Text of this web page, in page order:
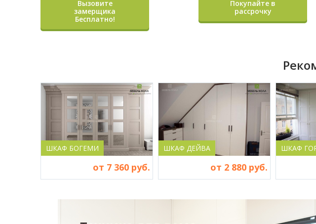
Вызовите
замерщика
Бесплатно!
Покупайте в
рассрочку
ШКАФ БОГЕМИ
от 7 360 руб.
ШКАФ ДЕЙВА
от 2 880 руб.
ШКАФ